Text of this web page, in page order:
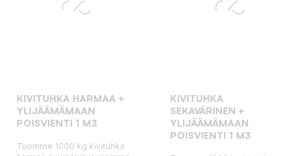
KIVITUHKA HARMAA +
YLIJÄÄMÄMAAN
POISVIENTI 1 M3
Tuomme 1000 kg kivituhka
KIVITUHKA
SEKAVÄRINEN +
YLIJÄÄMÄMAAN
POISVIENTI 1 M3